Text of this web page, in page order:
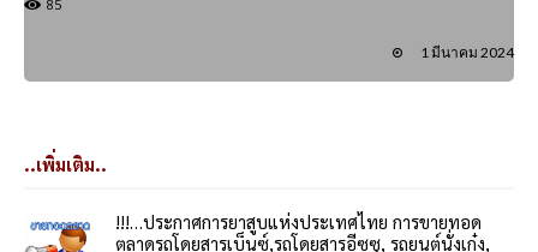
85
1 มีนาคม 2024
..เพิ่มเติม..
!!!…ประกาศการยาสูบแห่งประเทศไทย การขายทอด
ตลาดรถโดยสารเบ็นซ์,รถโดยสารอีซูซุ, รถยนต์นั่งเก๋ง,